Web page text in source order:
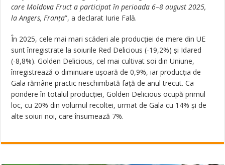
care Moldova Fruct a participat în perioada 6–8 august 2025,
la Angers, Franța”, a declarat Iurie Fală.
În 2025, cele mai mari scăderi ale producției de mere din UE
sunt înregistrate la soiurile Red Delicious (-19,2%) și Idared
(-8,8%). Golden Delicious, cel mai cultivat soi din Uniune,
înregistrează o diminuare ușoară de 0,9%, iar producția de
Gala rămâne practic neschimbată față de anul trecut. Ca
pondere în totalul producției, Golden Delicious ocupă primul
loc, cu 20% din volumul recoltei, urmat de Gala cu 14% și de
alte soiuri noi, care însumează 7%.